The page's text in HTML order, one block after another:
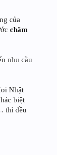
của
chăm
nhu cầu
Nhật
biệt
thì đều